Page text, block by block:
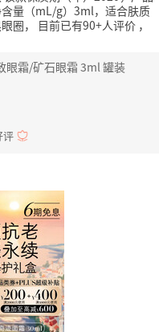
量（mL/g）3ml，适合肤质
圈，
目前已有90+人评价 ，
眼霜/矿石眼霜 3ml 罐装
评